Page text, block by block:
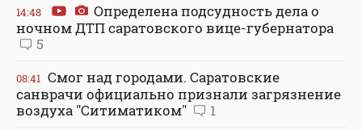
14:48
Определена подсудность дела о
ночном ДТП саратовского вице-губернатора
5
08:41 Смог над городами. Саратовские
санврачи официально признали загрязнение
воздуха "Ситиматиком"
1